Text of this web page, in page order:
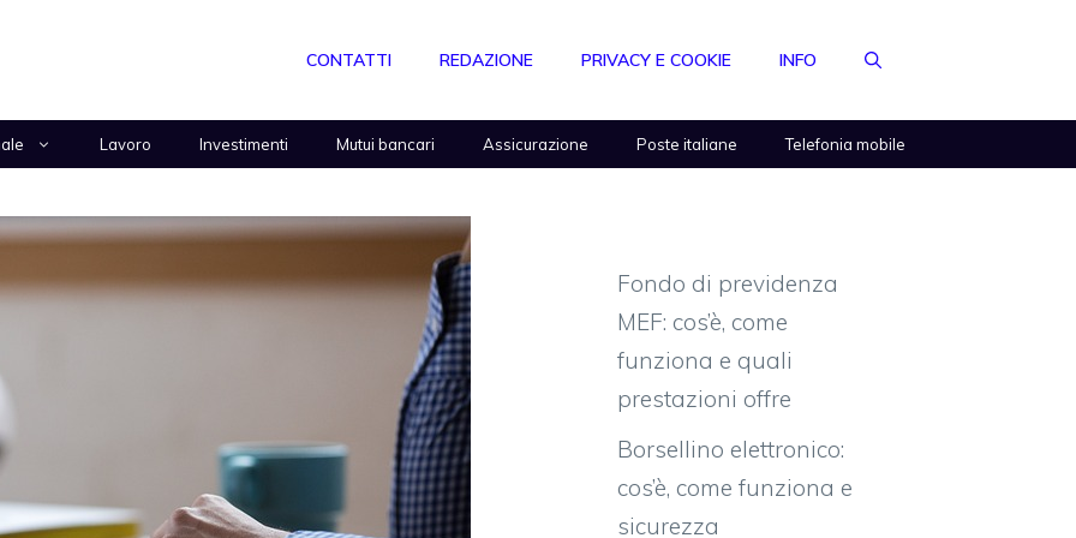
CONTATTI REDAZIONE PRIVACY E COOKIE INFO
Lavoro Investimenti Mutui bancari Assicurazione Poste italiane Telefonia mobile
Fondo di previdenza
MEF: cos’è, come
funziona e quali
prestazioni offre
Borsellino elettronico:
cos’è, come funziona e
sicurezza